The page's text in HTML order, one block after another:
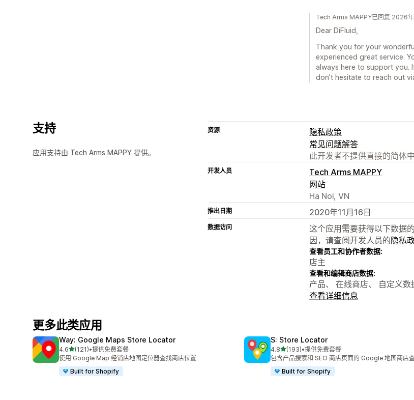
Tech Arms MAPPY已回复 2026
Dear DiFluid,
Thank you for your
experienced great service.
always here to support you.
don’t hesitate to reach out
支持
应用支持由 Tech Arms MAPPY 提供。
资源
隐私政策
常见问题解答
此开发者不提供直接的简体中
开发人员
Tech Arms MAPPY
网站
Ha Noi, VN
推出日期 2020年11月16日
数据访问
这个应用需要获得以下数据
因，请查阅开发人员的隐私
查看员工和协作者数据:
店主
查看和编辑商店数据:
产品、 在线商店、 自定义数
查看详细信息
更多此类应用
Way: Google Maps Store Locator
4.6星（满分 5 星）
(121)
总共 121 条评论
•提供免费套餐
使用 Google Map 经销店地图定位器查找商店位置
Built for Shopify
S: Store Locator
4.8星（满分 5 星）
(193)
总共 193 条评论
•提供免费套餐
包含产品搜索和 SEO 商店页面的 Google 地图商店
Built for Shopify